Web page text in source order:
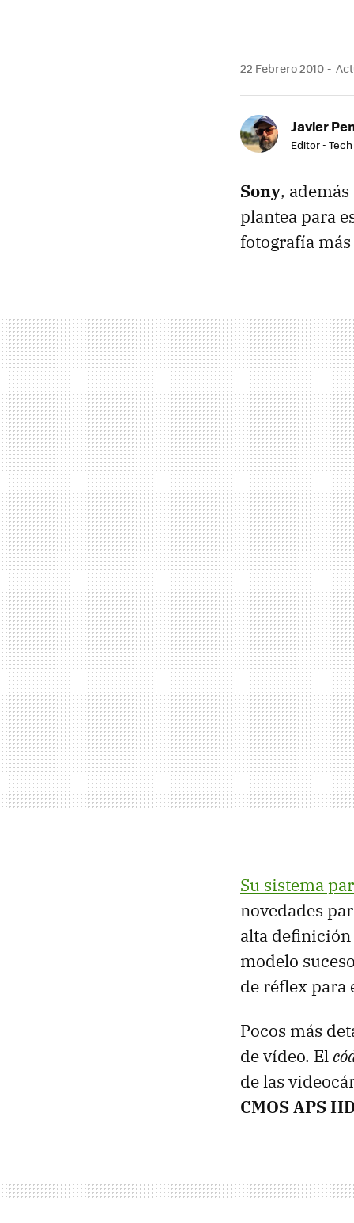
22 Febrero 2010
Javier
Editor - Tech
Sony,
plantea para
fotografía
Su sistema
novedades
alta definición
modelo
de réflex para
Pocos más
de vídeo. El
de las
CMOS APS